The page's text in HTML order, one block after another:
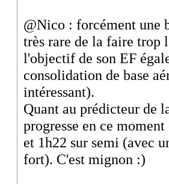
@Nico : forcément une
très rare de la faire trop
l'objectif de son EF
consolidation de base
intéressant).
Quant au prédicteur de
progresse en ce
et 1h22 sur semi (avec
fort). C'est mignon :)